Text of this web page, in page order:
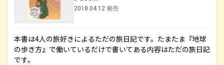
2018.04.12 発売
本書は4人の旅好きによるただの旅日記です。たまたま『地球
の歩き方』で働いているだけで書いてある内容はただの旅日記
です。